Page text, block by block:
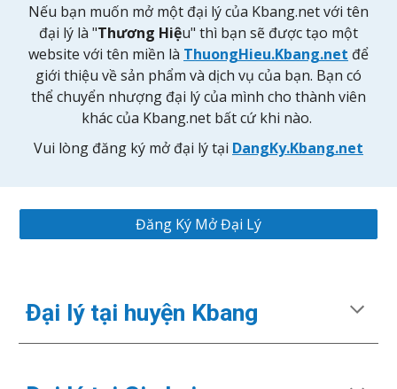
Nếu bạn muốn mở một đại lý của Kbang.net với tên
đại lý là "Thương Hiệu" thì bạn sẽ được tạo một
website với tên miền là ThuongHieu.Kbang.net để
giới thiệu về sản phẩm và dịch vụ của bạn. Bạn có
thể chuyển nhượng đại lý của mình cho thành viên
khác của Kbang.net bất cứ khi nào.
Vui lòng đăng ký mở đại lýtại DangKy.Kbang.net
Đăng Ký Mở Đại Lý
Đại lý tại huyện Kbang